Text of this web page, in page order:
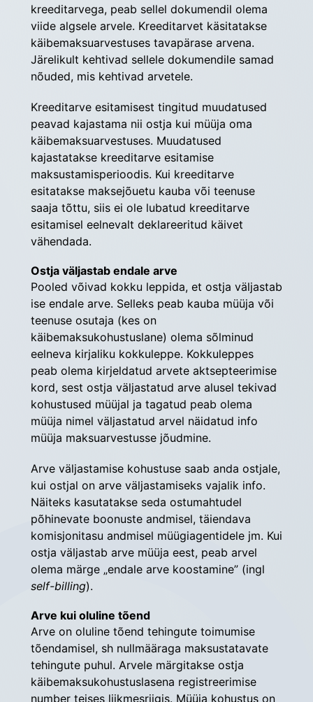
kreeditarvega, peab sellel dokumendil olema
viide algsele arvele. Kreedit­arvet käsitatakse
käibemaksuarvestuses tavapärase arvena.
Järelikult kehtivad sellele dokumendile samad
nõuded, mis kehtivad arvetele.
Kreeditarve esitamisest tingitud muudatused
peavad kajastama nii ostja kui müüja oma
käibemaksu­arvestuses. Muudatused
kajastatakse kreeditarve esitamise
maksustamisperioodis. Kui kreeditarve
esitatakse maksejõuetu kauba või teenuse
saaja tõttu, siis ei ole lubatud kreeditarve
esitamisel eelnevalt deklareeritud käivet
vähendada.
Ostja väljastab endale arve
Pooled võivad kokku leppida, et ostja väljastab
ise endale arve. Selleks peab kauba müüja või
teenuse osutaja (kes on
käibemaksukohustuslane) olema sõlminud
eelneva kirjaliku kokkuleppe. Kokkuleppes
peab olema kirjeldatud arvete aktsepteerimise
kord, sest ostja väljastatud arve alusel tekivad
kohustused müüjal ja tagatud peab olema
müüja nimel väljastatud arvel näidatud info
müüja maksuarvestusse jõudmine.
Arve väljastamise kohustuse saab anda ostjale,
kui ostjal on arve väljastamiseks vajalik info.
Näiteks kasutatakse seda ostumahtudel
põhinevate boonuste andmisel, täiendava
komisjonitasu andmisel müügiagentidele jm. Kui
ostja väljastab arve müüja eest, peab arvel
self-billing).
Arve kui oluline tõend
Arve on oluline tõend tehingute toimumise
tõendamisel, sh nullmääraga maksustatavate
tehingute puhul. Arvele märgitakse ostja
käibemaksukohustuslasena registreerimise
number teises liikmesriigis. Müüja kohustus on